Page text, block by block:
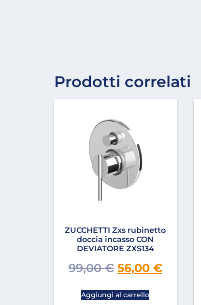
Prodotti correlati
ZUCCHETTI Zxs rubinetto
doccia incasso CON
DEVIATORE ZXS134
99,00€ 56,00 €
Aggiungi al carrello